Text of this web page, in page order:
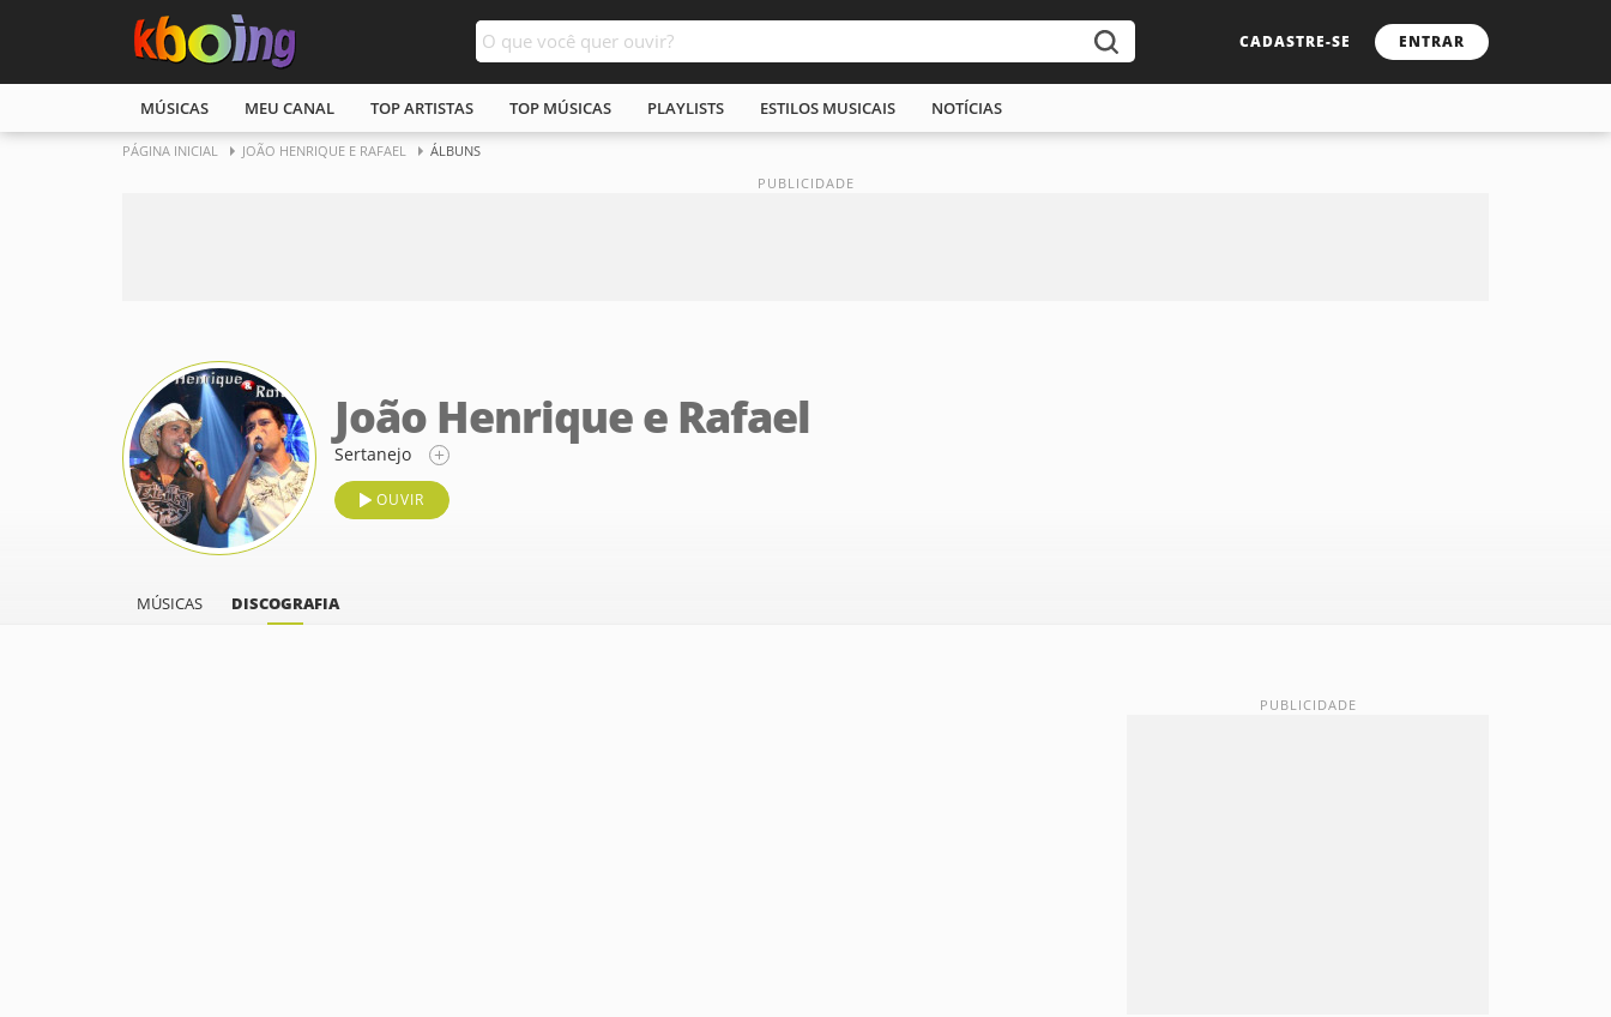
CADASTRE-SE ENTRAR
MÚSICAS MEU CANAL TOP ARTISTAS TOP MÚSICAS PLAYLISTS ESTILOS MUSICAIS NOTÍCIAS
PÁGINA INICIAL JOÃO HENRIQUE E RAFAEL ÁLBUNS
João Henrique e Rafael
Sertanejo
OUVIR
MÚSICAS DISCOGRAFIA